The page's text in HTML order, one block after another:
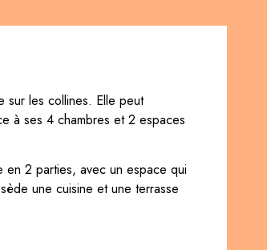
sur les collines. Elle peut
à ses 4 chambres et 2 espaces
en 2 parties, avec un espace qui
une cuisine et une terrasse